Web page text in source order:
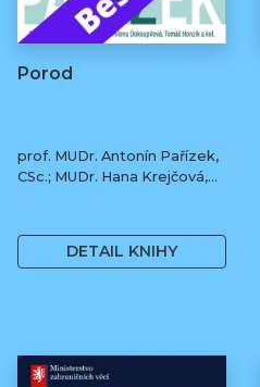
Porod
prof. MUDr. Antonín Pařízek,
CSc.; MUDr. Hana Krejčová,
Tomáš Honzík, Ph.D. a kol.
DETAIL KNIHY